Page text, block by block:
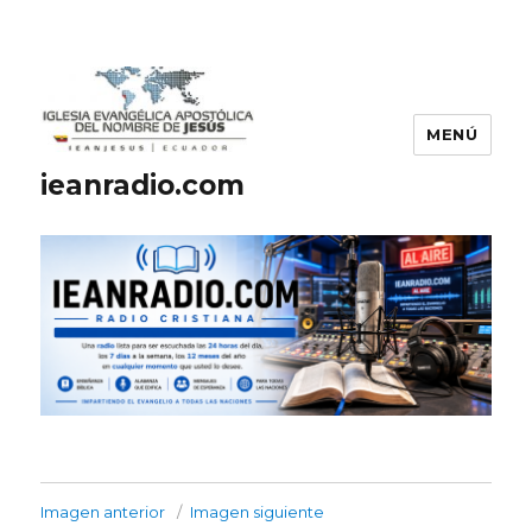
ieanradio.com
MENÚ
Imagen anterior Imagen siguiente